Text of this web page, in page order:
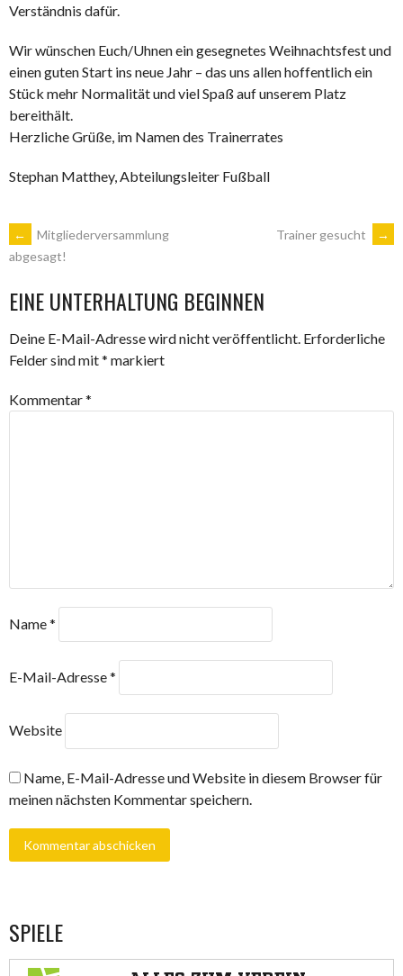
Verständnis dafür.
Wir wünschen Euch/Uhnen ein gesegnetes Weihnachtsfest und
einen guten Start ins neue Jahr – das uns allen hoffentlich ein
Stück mehr Normalität und viel Spaß auf unserem Platz
bereithält.
Herzliche Grüße, im Namen des Trainerrates
Stephan Matthey, Abteilungsleiter Fußball
ARTIKEL-
NAVIGATION
←
Mitgliederversammlung
abgesagt!
Trainer gesucht →
EINE UNTERHALTUNG BEGINNEN
Deine E-Mail-Adresse wird nicht veröffentlicht. Erforderliche
Felder sind mit* markiert
Kommentar*
Name*
E-Mail-Adresse*
Website
Name, E-Mail-Adresse und Website in diesem Browser für
meinen nächsten Kommentar speichern.
SPIELE